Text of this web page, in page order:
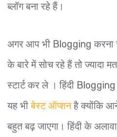
ब्लॉग बना रहे हैं।
अगर आप भी Blogging करना
के बारे में सोच रहे हैं तो ज्यादा
स्टार्ट कर ले । हिंदी
यह भीबेस्ट ऑप्शनहै क्योंकि आने
बहुत बढ़ जाएगा। हिंदी के